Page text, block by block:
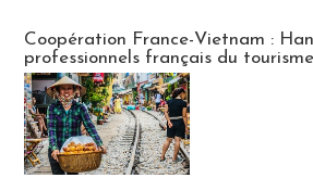
Coopération France-Vietnam :
professionnels français du tourisme